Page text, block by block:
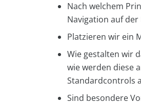
Nach welchem
Navigation auf der
Platzieren wir ein
Wie gestalten wir
wie werden diese
Standardcontrols
Sind besondere